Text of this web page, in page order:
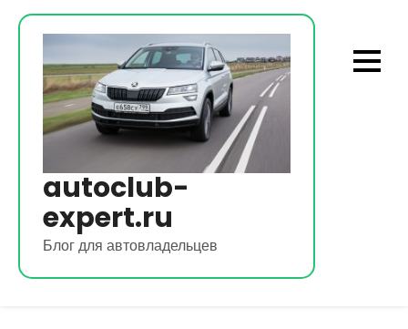
Перейти
содержимому
autoclub-
expert.ru
Блог для автовладельцев